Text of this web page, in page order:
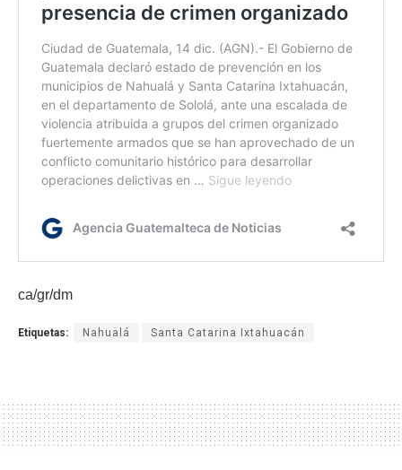
ca/gr/dm
Etiquetas: Nahualá Santa Catarina Ixtahuacán